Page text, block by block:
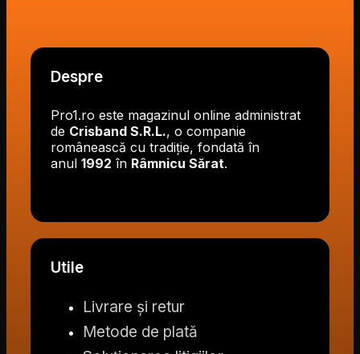
Despre
Pro1.ro este magazinul online administrat
de Crisband S.R.L., o companie
românească cu tradiție, fondată în
anul 1992 în Râmnicu Sărat.
Utile
Livrare și retur
Metode de plată